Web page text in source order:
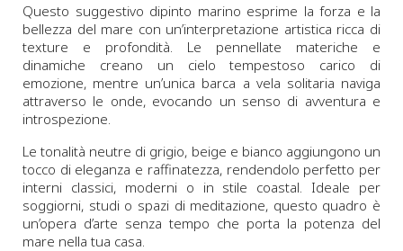
Questo suggestivo dipinto marino esprime la forza e la
bellezza del mare con un’interpretazione artistica ricca di
texture e profondità. Le pennellate materiche e
dinamiche creano un cielo tempestoso carico di
emozione, mentre un’unica barca a vela solitaria naviga
attraverso le onde, evocando un senso di avventura e
introspezione.
Le tonalità neutre di grigio, beige e bianco aggiungono un
tocco di eleganza e raffinatezza, rendendolo perfetto per
interni classici, moderni o in stile coastal. Ideale per
soggiorni, studi o spazi di meditazione, questo quadro è
un’opera d’arte senza tempo che porta la potenza del
mare nella tua casa.